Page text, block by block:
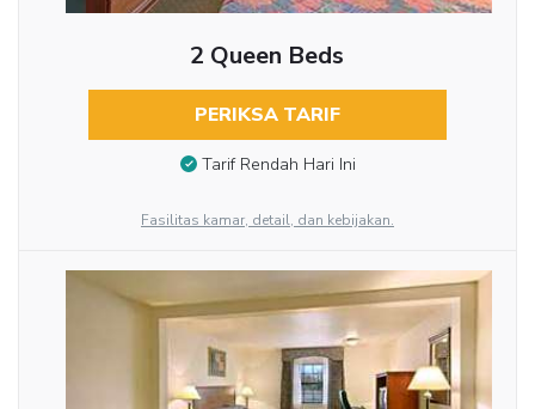
2 Queen Beds
PERIKSA TARIF
Tarif Rendah Hari Ini
Fasilitas kamar, detail, dan kebijakan.